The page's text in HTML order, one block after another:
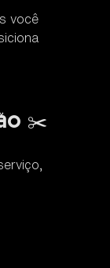
você
✂️